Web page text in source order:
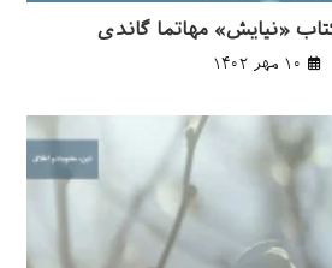
«نیایش» مهاتما گاندی
۱۰ مهر ۱۴۰۲